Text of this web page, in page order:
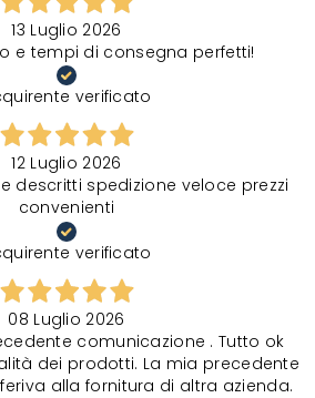
13 Luglio 2026
e tempi di consegna perfetti!
verificato
12 Luglio 2026
descritti spedizione veloce prezzi
convenienti
verificato
08 Luglio 2026
comunicazione . Tutto ok
dei prodotti. La mia precedente
alla fornitura di altra azienda.